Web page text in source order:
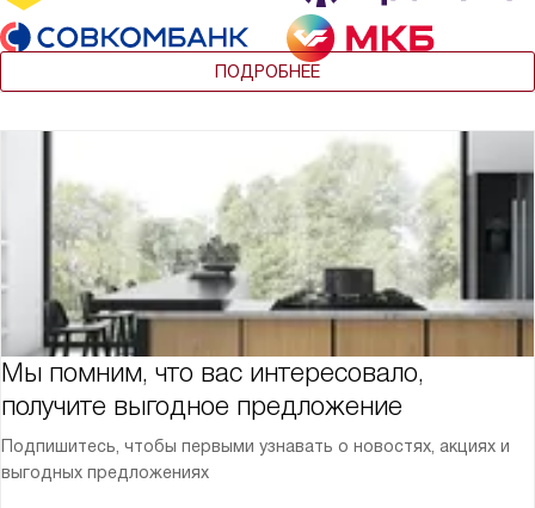
ПОДРОБНЕЕ
Мы помним, что вас интересовало,
получите выгодное предложение
Подпишитесь, чтобы первыми узнавать о новостях, акциях и
выгодных предложениях